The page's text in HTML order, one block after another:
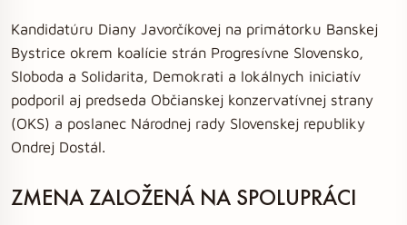
Kandidatúru Diany Javorčíkovej na primátorku Banskej
Bystrice okrem koalície strán Progresívne Slovensko,
Sloboda a Solidarita, Demokrati a lokálnych iniciatív
podporil aj predseda Občianskej konzervatívnej strany
(OKS) a poslanec Národnej rady Slovenskej republiky
Ondrej Dostál.
ZMENA ZALOŽENÁ NA SPOLUPRÁCI